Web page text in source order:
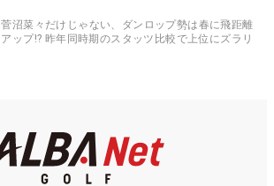
菅沼菜々だけじゃない、ダンロップ勢は春に飛距離
アップ!? 昨年同時期のスタッツ比較で上位にズラリ